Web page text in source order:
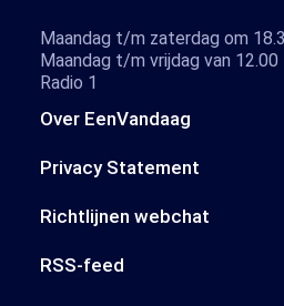
Over EenVandaag
Privacy Statement
Richtlijnen webchat
RSS-feed
Maandag t/m zaterdag om
Maandag t/m vrijdag van
Radio 1